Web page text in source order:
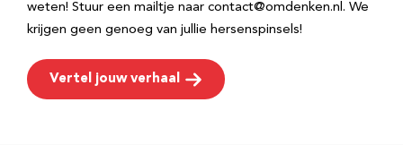
weten! Stuur een mailtje naar contact@omdenken.nl. We
krijgen geen genoeg van jullie hersenspinsels!
Vertel jouw verhaal